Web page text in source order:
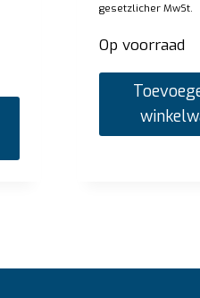
gesetzlicher MwSt.
Op voorraad